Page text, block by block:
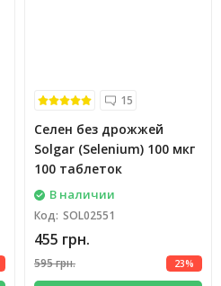
15
Селен без дрожжей
Solgar (Selenium) 100 мкг
100 таблеток
В наличии
Код: SOL02551
455 грн.
595 грн. 23%